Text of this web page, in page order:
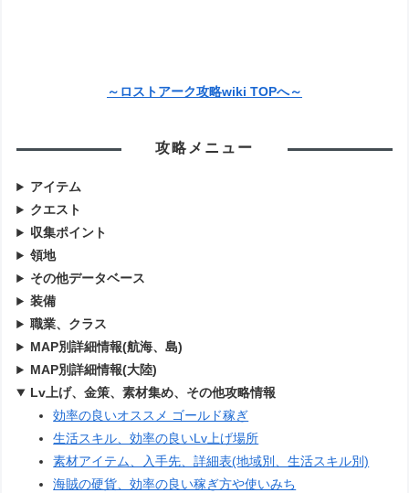
～ロストアーク攻略wiki TOPへ～
攻略メニュー
アイテム
クエスト
収集ポイント
領地
その他データベース
装備
職業、クラス
MAP別詳細情報(航海、島)
MAP別詳細情報(大陸)
Lv上げ、金策、素材集め、その他攻略情報
効率の良いオススメ ゴールド稼ぎ
生活スキル、効率の良いLv上げ場所
素材アイテム、入手先、詳細表(地域別、生活スキル別)
海賊の硬貨、効率の良い稼ぎ方や使いみち